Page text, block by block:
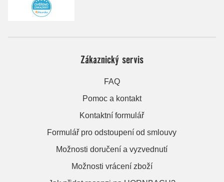
Zákaznický servis
FAQ
Pomoc a kontakt
Kontaktní formulář
Formulář pro odstoupení od smlouvy
Možnosti doručení a vyzvednutí
Možnosti vrácení zboží